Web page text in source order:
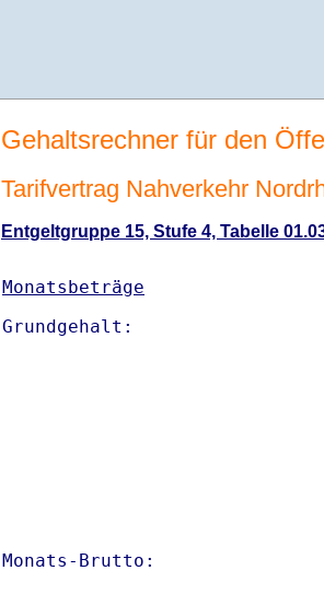
Gehaltsrechner für den
Tarifvertrag Nahverkehr
Entgeltgruppe 15, Stufe 4, Tabelle
Monatsbeträge
Monats-Brutto: